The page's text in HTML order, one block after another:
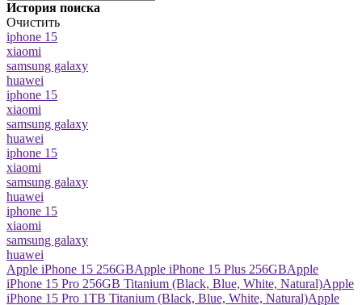
История поиска
Очистить
iphone 15
xiaomi
samsung galaxy
huawei
iphone 15
xiaomi
samsung galaxy
huawei
iphone 15
xiaomi
samsung galaxy
huawei
iphone 15
xiaomi
samsung galaxy
huawei
Apple iPhone 15 256GBApple iPhone 15 Plus 256GBApple
iPhone 15 Pro 256GB Titanium (Black, Blue, White, Natural)Apple
iPhone 15 Pro 1TB Titanium (Black, Blue, White, Natural)Apple